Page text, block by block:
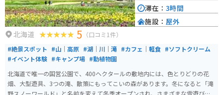
北海道 5 （口コミ1件）
#絶景スポット #山｜高原 #湖｜川｜滝 #カフェ｜軽食 #ソフトクリーム
#イベント体験 #キャンプ場 #動植物園
北海道で唯一の国営公園で、400ヘクタールの敷地内には、色とりどりの花
畑、大型遊具、3つの滝、散策にもってこいの森があります。冬になると「滝
滞在： 3時間
施設： 屋外